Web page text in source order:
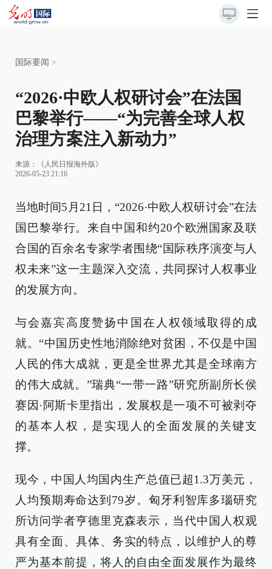
国际要闻 >
“2026·中欧人权研讨会”在法国
巴黎举行——“为完善全球人权
治理方案注入新动力”
来源：
《人民日报海外版》
2026-05-23 21:16
当地时间5月21日，“2026·中欧人权研讨会”在法
国巴黎举行。来自中国和约20个欧洲国家及联
合国的百余名专家学者围绕“国际秩序演变与人
权未来”这一主题深入交流，共同探讨人权事业
的发展方向。
与会嘉宾高度赞扬中国在人权领域取得的成
就。“中国历史性地消除绝对贫困，不仅是中国
人民的伟大成就，更是全世界尤其是全球南方
的伟大成就。”瑞典“一带一路”研究所副所长侯
赛因·阿斯卡里指出，发展权是一项不可被剥夺
的基本人权，是实现人的全面发展的关键支
撑。
现今，中国人均国内生产总值已超1.3万美元，
人均预期寿命达到79岁。匈牙利智库多瑙研究
所访问学者亨德里克森表示，当代中国人权观
具有全面、具体、务实的特点，以维护人的尊
严为基本前提，将人的自由全面发展作为最终